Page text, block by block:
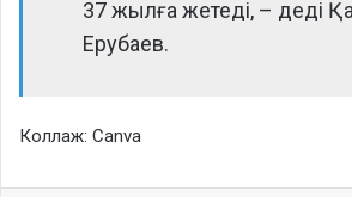
37 жылға жетеді, – деді
Ерубаев.
Коллаж: Canva